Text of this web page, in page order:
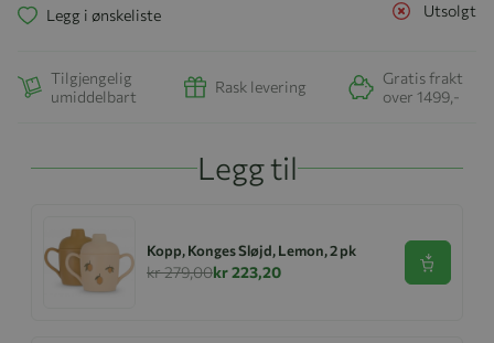
Utsolgt
Legg i ønskeliste
Tilgjengelig
umiddelbart
Rask levering
Gratis frakt
over 1499,-
Legg til
Kopp, Konges Sløjd, Lemon, 2 pk
kr 279,00kr 223,20 Se